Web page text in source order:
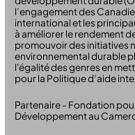
l’engagement des
international et les
à améliorer le rendement
promouvoir des initiatives
environnemental durable
l'égalité des genres en
pour la Politique d’aide
Partenaire - Fondation
Développement au